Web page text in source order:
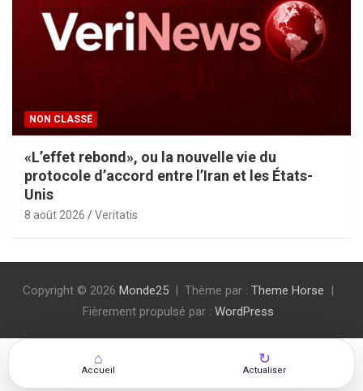
NON CLASSÉ
«L’effet rebond», ou la nouvelle vie du
protocole d’accord entre l’Iran et les États-
Unis
8 août 2026 Veritatis
Copyright © 2026 Monde25 Thème par : Theme Horse
Fièrement propulsé par : WordPress
⌂
Accueil
↻
Actualiser